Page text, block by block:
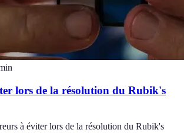
lors de la résolution du Rubik's
à éviter lors de la résolution du Rubik's